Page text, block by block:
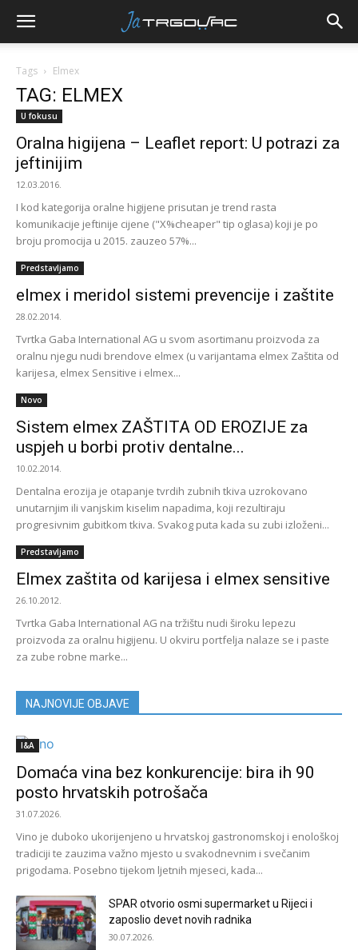
Tags Elmex
TAG: ELMEX
U fokusu
Oralna higijena – Leaflet report: U potrazi za
jeftinijim
12.03.2016.
I kod kategorija oralne higijene prisutan je trend rasta
komunikacije jeftinije cijene ("X%cheaper" tip oglasa) koji je po
broju promocija u 2015. zauzeo 57%...
Predstavljamo
elmex i meridol sistemi prevencije i zaštite
28.02.2014.
Tvrtka Gaba International AG u svom asortimanu proizvoda za
oralnu njegu nudi brendove elmex (u varijantama elmex Zaštita od
karijesa, elmex Sensitive i elmex...
Novo
Sistem elmex ZAŠTITA OD EROZIJE za
uspjeh u borbi protiv dentalne...
10.02.2014.
Dentalna erozija je otapanje tvrdih zubnih tkiva uzrokovano
unutarnjim ili vanjskim kiselim napadima, koji rezultiraju
progresivnim gubitkom tkiva. Svakog puta kada su zubi izloženi...
Predstavljamo
Elmex zaštita od karijesa i elmex sensitive
26.10.2012.
Tvrtka Gaba International AG na tržištu nudi široku lepezu
proizvoda za oralnu higijenu. U okviru portfelja nalaze se i paste
za zube robne marke...
NAJNOVIJE OBJAVE
I&A
Domaća vina bez konkurencije: bira ih 90
posto hrvatskih potrošača
31.07.2026.
Vino je duboko ukorijenjeno u hrvatskoj gastronomskoj i enološkoj
tradiciji te zauzima važno mjesto u svakodnevnim i svečanim
prigodama. Posebno tijekom ljetnih mjeseci, kada...
SPAR otvorio osmi supermarket u Rijeci i
zaposlio devet novih radnika
30.07.2026.